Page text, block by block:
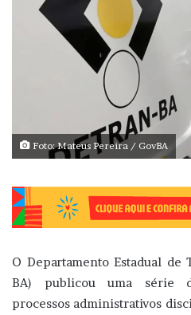
Foto: Mateus Pereira / GovBA
O Departamento Estadual de
BA) publicou uma série
processos administrativos